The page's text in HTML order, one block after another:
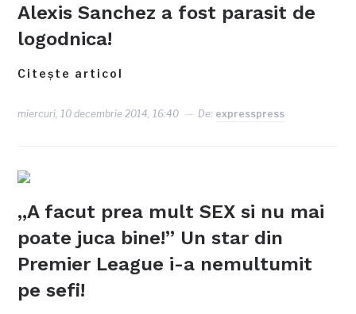
Alexis Sanchez a fost parasit de
logodnica!
Citește articol
miercuri, 10 decembrie 2014, 16:40 De: expresspress
„A facut prea mult SEX si nu mai
poate juca bine!” Un star din
Premier League i-a nemultumit
pe sefi!